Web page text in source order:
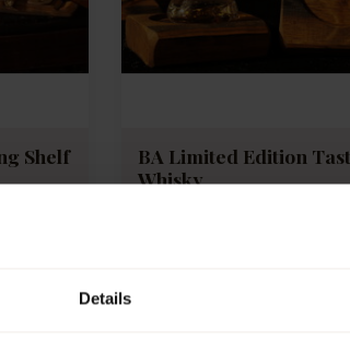
Details
Shelf
BA Limited Edition
Whisky